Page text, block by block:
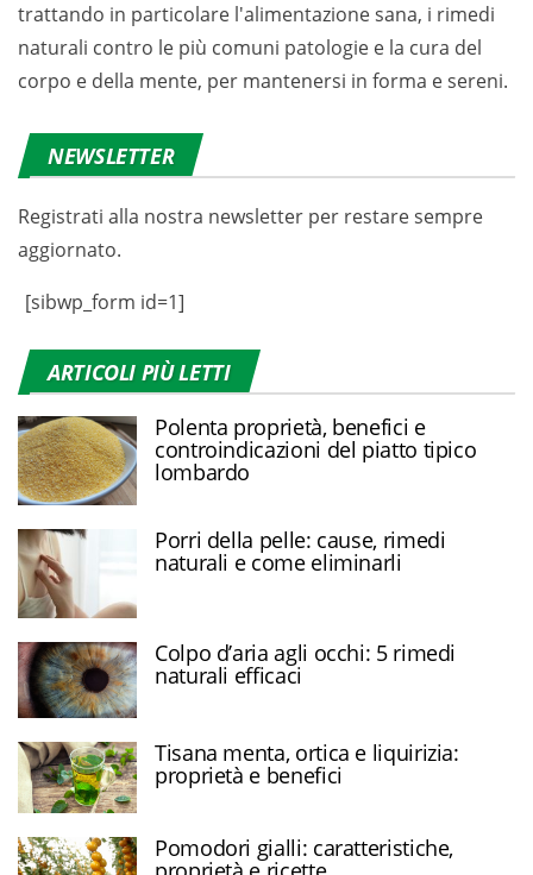
trattando in particolare l'alimentazione sana, i rimedi
naturali contro le più comuni patologie e la cura del
corpo e della mente, per mantenersi in forma e sereni.
NEWSLETTER
Registrati alla nostra newsletter per restare sempre
aggiornato.
[sibwp_form id=1]
ARTICOLI PIÙ LETTI
Polenta proprietà, benefici e
controindicazioni del piatto tipico
lombardo
Porri della pelle: cause, rimedi
naturali e come eliminarli
Colpo d’aria agli occhi: 5 rimedi
naturali efficaci
Tisana menta, ortica e liquirizia:
proprietà e benefici
Pomodori gialli: caratteristiche,